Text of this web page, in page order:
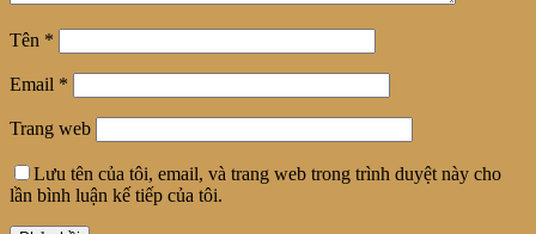
Tên *
Email *
Trang web
Lưu tên của tôi, email, và trang web trong trình duyệt này cho
lần bình luận kế tiếp của tôi.